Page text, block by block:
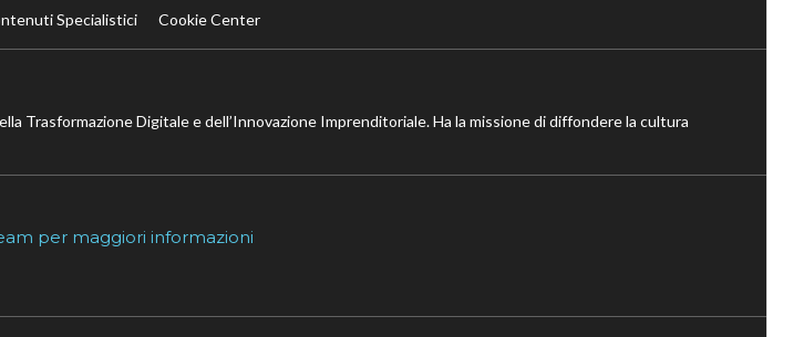
Specialistici Cookie Center
Trasformazione Digitale e dell’Innovazione Imprenditoriale. Ha la missione di diffondere la cultura
per maggiori informazioni